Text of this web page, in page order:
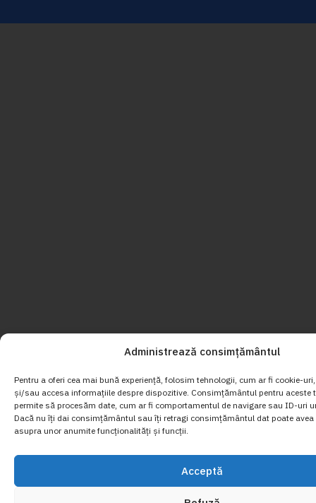
Administrează consimțământul
Pentru a oferi cea mai bună experiență, folosim tehnologii, cum ar fi cookie-
și/sau accesa informațiile despre dispozitive. Consimțământul pentru aceste
permite să procesăm date, cum ar fi comportamentul de navigare sau ID-uri
Dacă nu îți dai consimțământul sau îți retragi consimțământul dat poate avea
asupra unor anumite funcționalități și funcții.
Acceptă